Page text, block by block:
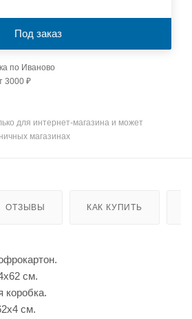
Под заказ
по Иваново
3000 ₽
для интернет-магазина и может
магазинах
ОТЗЫВЫ КАК КУПИТЬ
см.
коробка.
см.